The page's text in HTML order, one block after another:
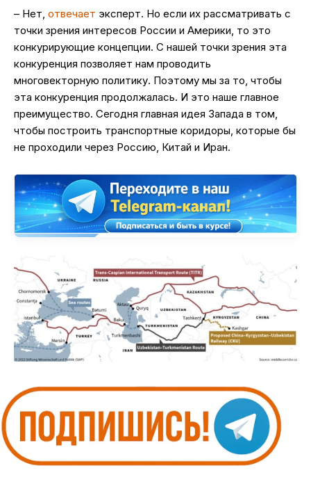
– Нет, отвечает эксперт. Но если их рассматривать с
точки зрения интересов России и Америки, то это
конкурирующие концепции. С нашей точки зрения эта
конкуренция позволяет нам проводить
многовекторную политику. Поэтому мы за то, чтобы
эта конкуренция продолжалась. И это наше главное
преимущество. Сегодня главная идея Запада в том,
чтобы построить транспортные коридоры, которые бы
не проходили через Россию, Китай и Иран.